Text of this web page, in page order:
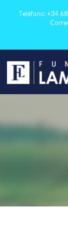
Teléfono: +34